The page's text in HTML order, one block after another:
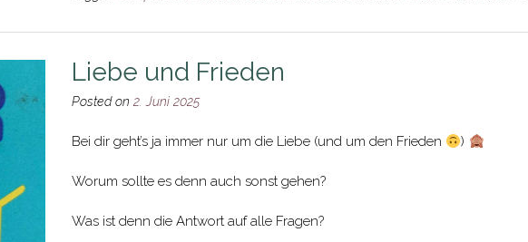
Liebe und Frieden
Posted on2. Juni 2025
Bei dir geht’s ja immer nur um die Liebe (und um den Frieden )
Worum sollte es denn auch sonst gehen?
Was ist denn die Antwort auf alle Fragen?